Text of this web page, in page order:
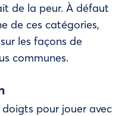
de la peur. À défaut
de ces catégories,
les façons de
communes.
pour jouer avec